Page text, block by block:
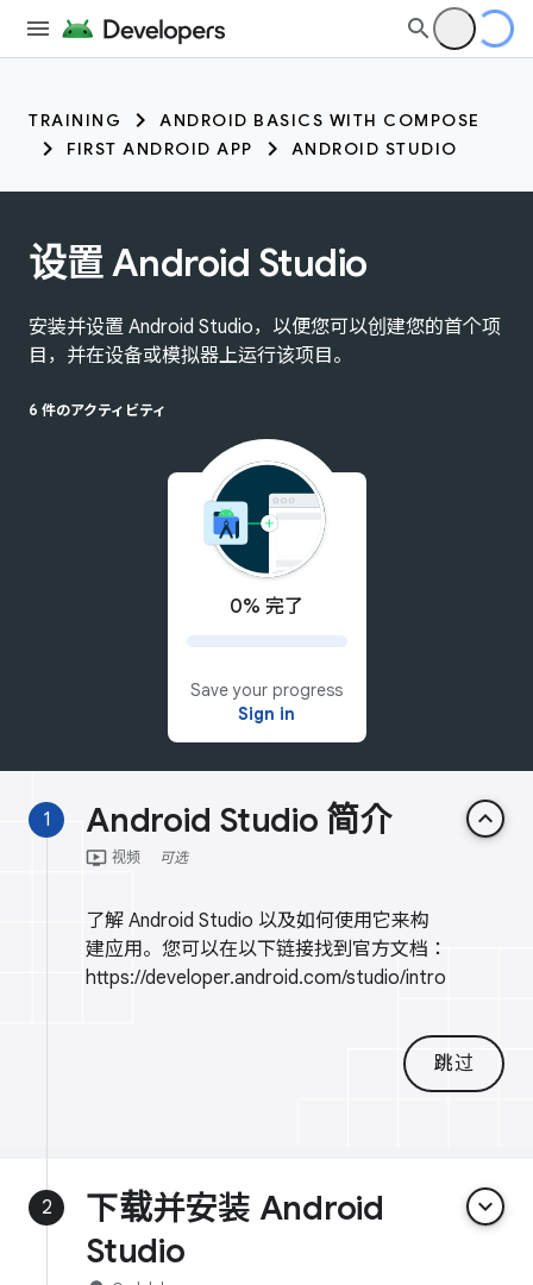
TRAINING
ANDROID BASICS WITH COMPOSE
FIRST ANDROID APP
ANDROID STUDIO
设置 Android Studio
安装并设置 Android Studio，以便您可以创建您的首个项
目，并在设备或模拟器上运行该项目。
6 件のアクティビティ
0% 完了
Save your progress
Sign in
1 Android Studio 简介 keyboard_arrow_up
ondemand_video 视频 可选
了解 Android Studio 以及如何使用它来构
建应用。您可以在以下链接找到官方文档：
https://developer.android.com/studio/intro
跳过
2
下载并安装 Android
Studio
keyboard_arrow_down